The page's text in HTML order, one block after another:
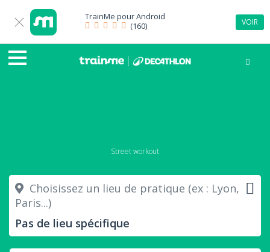
TrainMe pourAndroid
(160)
VOIR
Street workout
Choisissez un lieu de pratique (ex : Lyon,
Paris...)